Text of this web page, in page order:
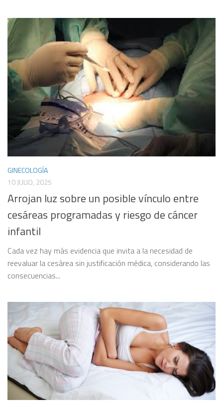
GINECOLOGÍA
10 JULIO, 2025
Arrojan luz sobre un posible vínculo entre
cesáreas programadas y riesgo de cáncer
infantil
Cada vez hay más evidencia que invita a la necesidad de
reevaluar la cesárea sin justificación médica, considerando las
consecuencias...